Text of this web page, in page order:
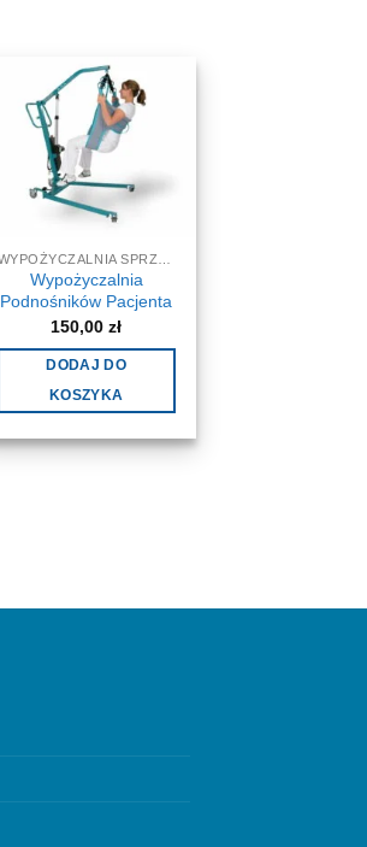
Wypożyczalnia
Podnośników Pacjenta
150,00zł
DODAJ DO
KOSZYKA